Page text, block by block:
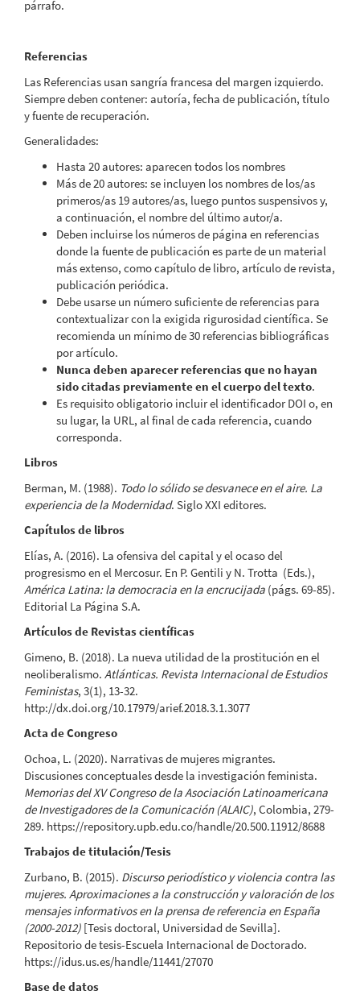
párrafo.
Referencias
Las Referencias usan sangría francesa del margen izquierdo.
Siempre deben contener: autoría, fecha de publicación, título
y fuente de recuperación.
Generalidades:
Hasta 20 autores: aparecen todos los nombres
Más de 20 autores: se incluyen los nombres de los/as
primeros/as 19 autores/as, luego puntos suspensivos y,
a continuación, el nombre del último autor/a.
Deben incluirse los números de página en referencias
donde la fuente de publicación es parte de un material
más extenso, como capítulo de libro, artículo de revista,
publicación periódica.
Debe usarse un número suficiente de referencias para
contextualizar con la exigida rigurosidad científica. Se
recomienda un mínimo de 30 referencias bibliográficas
por artículo.
Nunca deben aparecer referencias que no hayan
sido citadas previamente en el cuerpo del texto.
Es requisito obligatorio incluir el identificador DOI o, en
su lugar, la URL, al final de cada referencia, cuando
corresponda.
Libros
Berman, M. (1988). Todo lo sólido se desvanece en el aire. La
experiencia de la Modernidad. Siglo XXI editores.
Capítulos de libros
Elías, A. (2016). La ofensiva del capital y el ocaso del
progresismo en el Mercosur. En P. Gentili y N. Trotta (Eds.),
América Latina: la democracia en la encrucijada (págs. 69-85).
Editorial La Página S.A.
Artículos de Revistas científicas
Gimeno, B. (2018). La nueva utilidad de la prostitución en el
neoliberalismo. Atlánticas. Revista Internacional de Estudios
Feministas, 3(1), 13-32.
http://dx.doi.org/10.17979/arief.2018.3.1.3077
Acta de Congreso
Ochoa, L. (2020). Narrativas de mujeres migrantes.
Discusiones conceptuales desde la investigación feminista.
Memorias del XV Congreso de la Asociación Latinoamericana
de Investigadores de la Comunicación (ALAIC), Colombia, 279-
289. https://repository.upb.edu.co/handle/20.500.11912/8688
Trabajos de titulación/Tesis
Zurbano, B. (2015). Discurso periodístico y violencia contra las
mujeres. Aproximaciones a la construcción y valoración de los
mensajes informativos en la prensa de referencia en España
(2000-2012) [Tesis doctoral, Universidad de Sevilla].
Repositorio de tesis-Escuela Internacional de Doctorado.
https://idus.us.es/handle/11441/27070
Base de datos